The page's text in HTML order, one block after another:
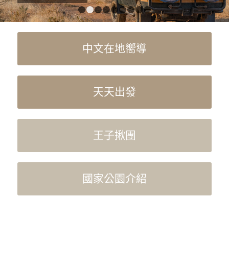
1 2 3 4 5 6 7 8 9
中文在地嚮導
天天出發
王子揪團
國家公園介紹